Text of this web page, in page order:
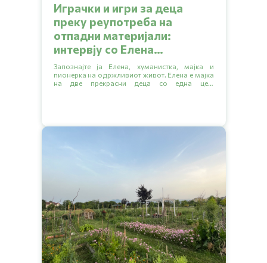
Играчки и игри за деца
преку реупотреба на
отпадни материјали:
интервју со Елена
Стојчевска
Запознајте ја Елена, хуманистка, мајка и
пионерка на одржливиот живот. Елена е мајка
на две прекрасни деца со една цел: